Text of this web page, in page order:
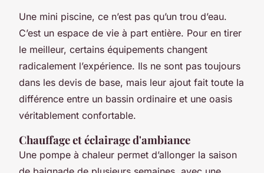
Une mini piscine, ce n’est pas qu’un trou d’eau.
C’est un espace de vie à part entière. Pour en tirer
le meilleur, certains équipements changent
radicalement l’expérience. Ils ne sont pas toujours
dans les devis de base, mais leur ajout fait toute la
différence entre un bassin ordinaire et une oasis
véritablement confortable.
Chauffage et éclairage d'ambiance
Une pompe à chaleur permet d’allonger la saison